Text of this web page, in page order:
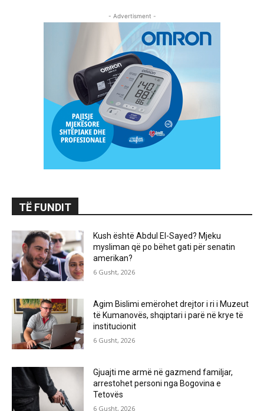
- Advertisment -
TË FUNDIT
Kush është Abdul El-Sayed? Mjeku
mysliman që po bëhet gati për senatin
amerikan?
6 Gusht, 2026
Agim Bislimi emërohet drejtor i ri i Muzeut
të Kumanovës, shqiptari i parë në krye të
institucionit
6 Gusht, 2026
Gjuajti me armë në gazmend familjar,
arrestohet personi nga Bogovina e
Tetovës
6 Gusht, 2026